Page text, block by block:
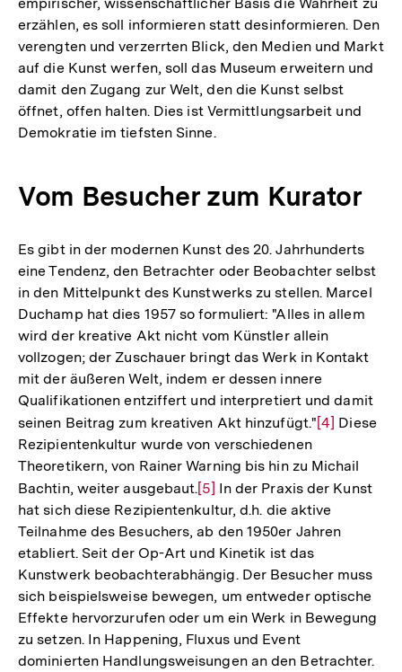
erzählen, es soll informieren statt desinformieren. Den
verengten und verzerrten Blick, den Medien und Markt
auf die Kunst werfen, soll das Museum erweitern und
damit den Zugang zur Welt, den die Kunst selbst
öffnet, offen halten. Dies ist Vermittlungsarbeit und
Demokratie im tiefsten Sinne.
Vom Besucher zum Kurator
Es gibt in der modernen Kunst des 20. Jahrhunderts
eine Tendenz, den Betrachter oder Beobachter selbst
in den Mittelpunkt des Kunstwerks zu stellen. Marcel
Duchamp hat dies 1957 so formuliert: "Alles in allem
wird der kreative Akt nicht vom Künstler allein
vollzogen; der Zuschauer bringt das Werk in Kontakt
mit der äußeren Welt, indem er dessen innere
Qualifikationen entziffert und interpretiert und damit
seinen Beitrag zum kreativen Akt hinzufügt."Zur
der
Fußnote
[4] Diese
Rezipientenkultur wurde von verschiedenen
Theoretikern, von Rainer Warning bis hin zu Michail
Bachtin, weiter ausgebaut.Zur
Auflösung
der
Fußnote
[5] In der Praxis der Kunst
hat sich diese Rezipientenkultur, d.h. die aktive
Teilnahme des Besuchers, ab den 1950er Jahren
etabliert. Seit der Op-Art und Kinetik ist das
Kunstwerk beobachterabhängig. Der Besucher muss
sich beispielsweise bewegen, um entweder optische
Effekte hervorzurufen oder um ein Werk in Bewegung
zu setzen. In Happening, Fluxus und Event
dominierten Handlungsweisungen an den Betrachter.